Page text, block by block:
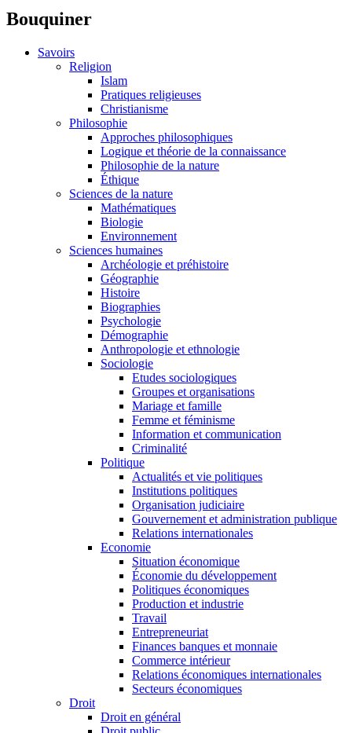
Bouquiner
Savoirs
Religion
Islam
Pratiques religieuses
Christianisme
Philosophie
Approches philosophiques
Logique et théorie de la connaissance
Philosophie de la nature
Éthique
Sciences de la nature
Mathématiques
Biologie
Environnement
Sciences humaines
Archéologie et préhistoire
Géographie
Histoire
Biographies
Psychologie
Démographie
Anthropologie et ethnologie
Sociologie
Etudes sociologiques
Groupes et organisations
Mariage et famille
Femme et féminisme
Information et communication
Criminalité
Politique
Actualités et vie politiques
Institutions politiques
Organisation judiciaire
Gouvernement et administration publique
Relations internationales
Economie
Situation économique
Économie du développement
Politiques économiques
Production et industrie
Travail
Entrepreneuriat
Finances banques et monnaie
Commerce intérieur
Relations économiques internationales
Secteurs économiques
Droit
Droit en général